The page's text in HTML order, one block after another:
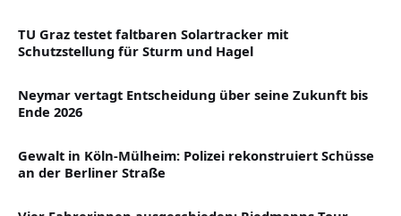
TU Graz testet faltbaren Solartracker mit
Schutzstellung für Sturm und Hagel
Neymar vertagt Entscheidung über seine Zukunft bis
Ende 2026
Gewalt in Köln-Mülheim: Polizei rekonstruiert Schüsse
an der Berliner Straße